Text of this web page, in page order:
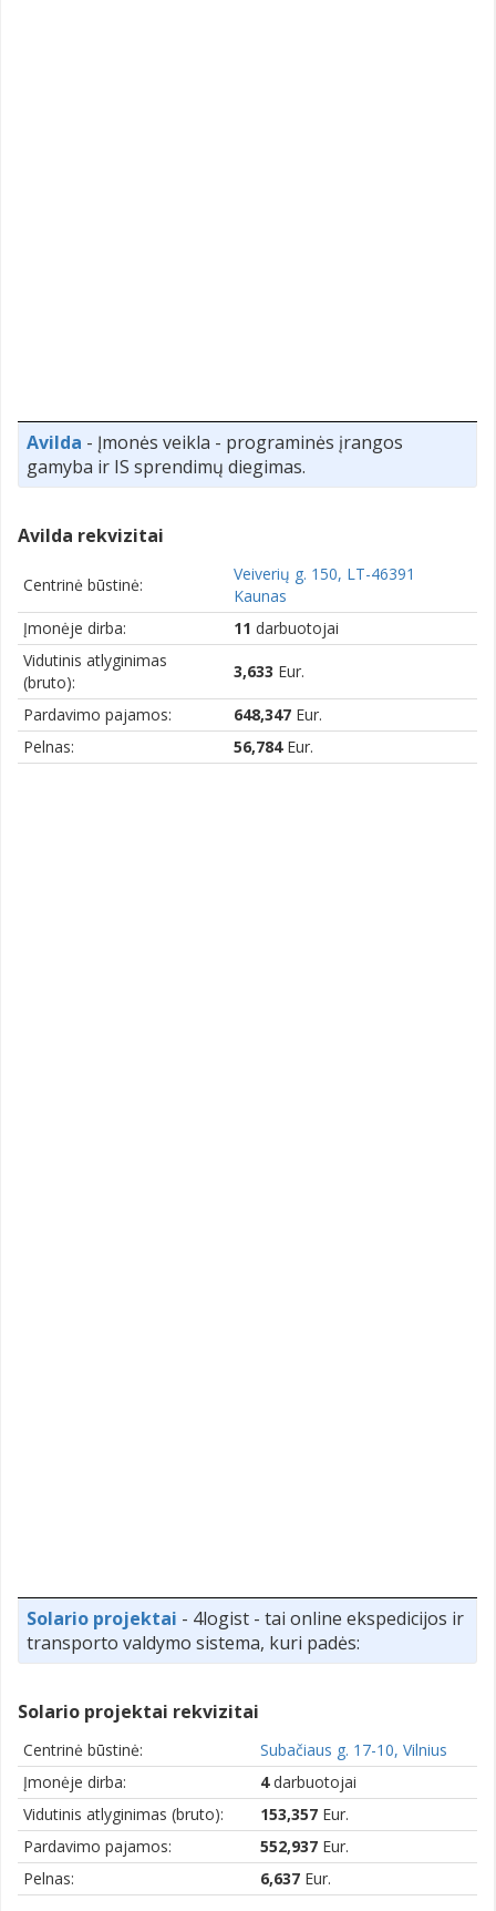
Avilda - Įmonės veikla - programinės įrangos
gamyba ir IS sprendimų diegimas.
Avilda rekvizitai
Centrinė būstinė:
Veiverių g. 150, LT-46391
Kaunas
Įmonėje dirba:
11 darbuotojai
Vidutinis atlyginimas
(bruto):
3,633 Eur.
Pardavimo pajamos: 648,347 Eur.
Pelnas:
56,784Eur.
Solario projektai - 4logist - tai online ekspedicijos ir
transporto valdymo sistema, kuri padės:
Solario projektai rekvizitai
Centrinė būstinė:
Subačiaus g. 17-10, Vilnius
Įmonėje dirba:
4darbuotojai
Vidutinis atlyginimas (bruto):
153,357 Eur.
Pardavimo pajamos:
552,937 Eur.
Pelnas:
6,637 Eur.